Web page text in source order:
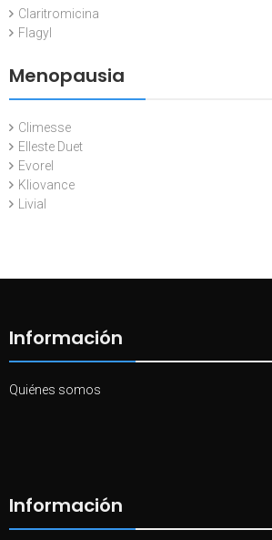
Claritromicina
Flagyl
Menopausia
Climesse
Elleste Duet
Evorel
Kliovance
Livial
Información
Quiénes somos
Información